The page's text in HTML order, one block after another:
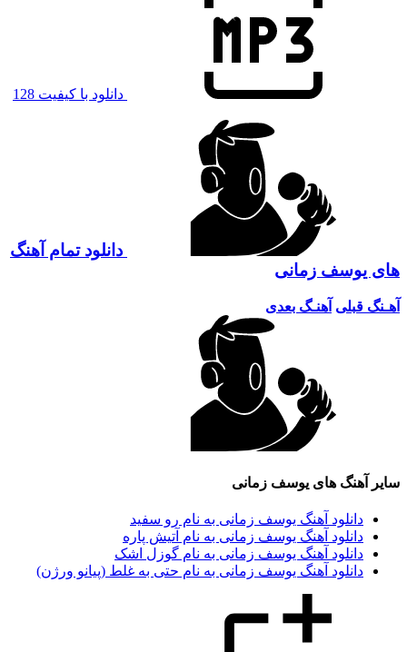
دانلود با کیفیت 128
دانلود تمام آهنگ
های یوسف زمانی
آهـنگ قبلی آهنـگ بعدی
سایر آهنگ های یوسف زمانی
دانلود آهنگ یوسف زمانی به نام رو سفید
دانلود آهنگ یوسف زمانی به نام آتیش پاره
دانلود آهنگ یوسف زمانی به نام گوزل اشک
دانلود آهنگ یوسف زمانی به نام حتی به غلط (پیانو ورژن)